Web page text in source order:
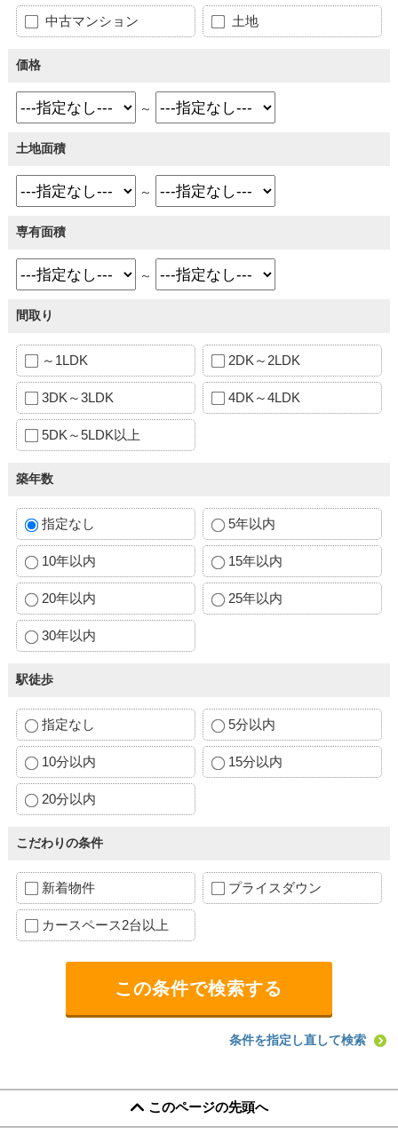
中古マンション 土地
価格
～
土地面積
～
専有面積
～
間取り
～1LDK 2DK～2LDK
3DK～3LDK 4DK～4LDK
5DK～5LDK以上
築年数
指定なし 5年以内
10年以内 15年以内
20年以内 25年以内
30年以内
駅徒歩
指定なし 5分以内
10分以内 15分以内
20分以内
こだわりの条件
新着物件 プライスダウン
カースペース2台以上
条件を指定し直して検索
このページの先頭へ